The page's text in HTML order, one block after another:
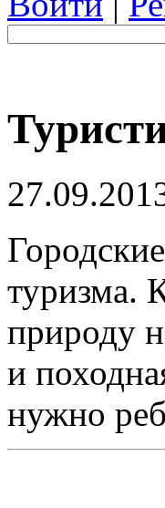
туризма.
природу
и
нужно